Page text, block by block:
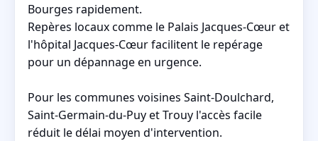
Bourges rapidement.
Repères locaux comme le Palais Jacques-Cœur et
l'hôpital Jacques-Cœur facilitent le repérage
pour un dépannage en urgence.
Pour les communes voisines Saint-Doulchard,
Saint-Germain-du-Puy et Trouy l'accès facile
réduit le délai moyen d'intervention.